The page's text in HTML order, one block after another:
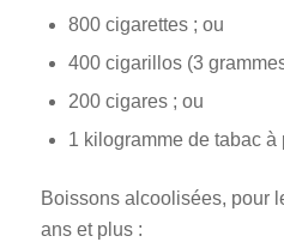
800 cigarettes ; ou
400 cigarillos (3
200 cigares ; ou
1 kilogramme de tabac à
Boissons alcoolisées, pour
ans et plus :